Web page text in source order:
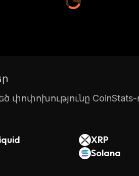
փոփոխությունը CoinStats-
XRP
Solana